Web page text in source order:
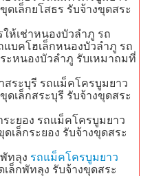
ดเล็กยโสธร รับจ้างขุดสระ
ห้เช่าหนองบัวลำภู รถ
บคโฮเล็กหนองบัวลำภู รถ
ะหนองบัวลำภู รับเหมาถมที่
สระบุรี รถแม็คโครบูมยาว
ดเล็กสระบุรี รับจ้างขุดสระ
ะยอง รถแม็คโครบูมยาว
เล็กระยอง รับจ้างขุดสระ
ทลุง รถแม็คโครบูมยาว
ล็กพัทลุง รับจ้างขุดสระ